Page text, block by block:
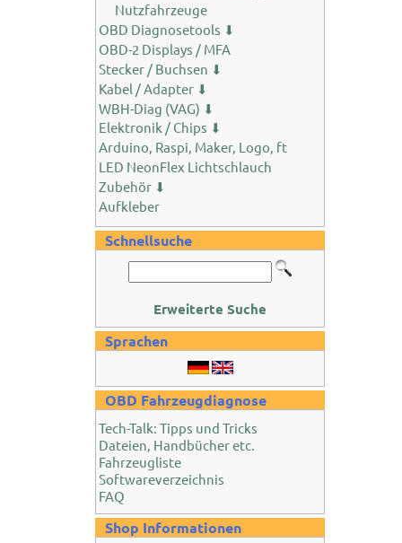
Nutzfahrzeuge
OBD Diagnosetools ⬇
OBD-2 Displays / MFA
Stecker / Buchsen ⬇
Kabel / Adapter ⬇
WBH-Diag (VAG) ⬇
Elektronik / Chips ⬇
Arduino, Raspi, Maker, Logo, ft
LED NeonFlex Lichtschlauch
Zubehör ⬇
Aufkleber
Schnellsuche
Erweiterte Suche
Sprachen
OBD Fahrzeugdiagnose
Tech-Talk: Tipps und Tricks
Dateien, Handbücher etc.
Fahrzeugliste
Softwareverzeichnis
FAQ
Shop Informationen